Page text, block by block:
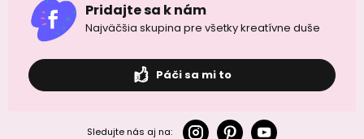
Pridajte sa k nám
Najväčšia skupina pre všetky kreatívne duše
Páči sa mi to
Sledujte nás aj na: